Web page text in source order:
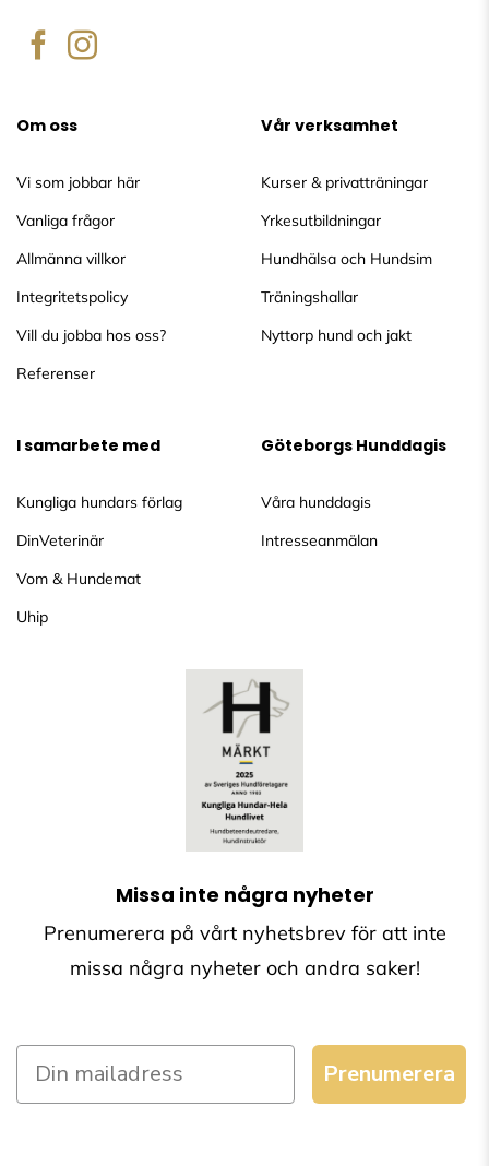
Om oss
Vi som jobbar här
Vanliga frågor
Allmänna villkor
Integritetspolicy
Vill du jobba hos oss?
Referenser
Vår verksamhet
Kurser & privatträningar
Yrkesutbildningar
Hundhälsa och Hundsim
Träningshallar
Nyttorp hund och jakt
I samarbete med
Kungliga hundars förlag
DinVeterinär
Vom & Hundemat
Uhip
Göteborgs Hunddagis
Våra hunddagis
Intresseanmälan
Missa inte några nyheter
Prenumerera på vårt nyhetsbrev för att inte
missa några nyheter och andra saker!
Prenumerera